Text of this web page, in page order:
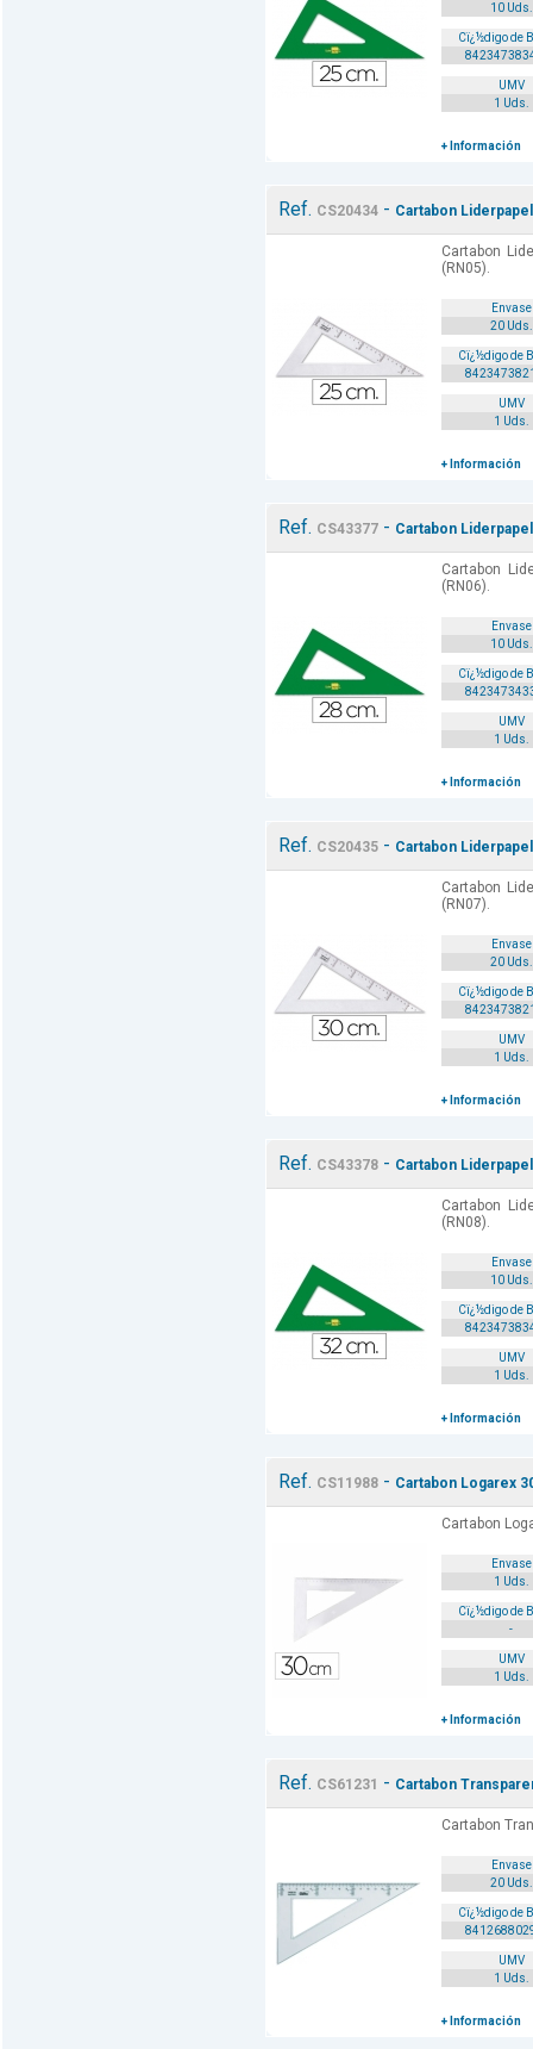
10 Uds.
Cï¿½digo de
UMV
1 Uds.
+ Información
Ref. CS20434- Cartabon
Cartabon
(RN05).
Envase
20 Uds.
Cï¿½digo de
UMV
1 Uds.
+ Información
Ref. CS43377- Cartabon
Cartabon
(RN06).
Envase
10 Uds.
Cï¿½digo de
UMV
1 Uds.
+ Información
Ref. CS20435- Cartabon
Cartabon
(RN07).
Envase
20 Uds.
Cï¿½digo de
UMV
1 Uds.
+ Información
Ref. CS43378- Cartabon
Cartabon
(RN08).
Envase
10 Uds.
Cï¿½digo de
UMV
1 Uds.
+ Información
Ref. CS11988- Cartabon Logarex
Cartabon
Envase
1 Uds.
Cï¿½digo de
-
UMV
1 Uds.
+ Información
Ref. CS61231 - Cartabon
Cartabon
Envase
20 Uds.
Cï¿½digo de
UMV
1 Uds.
+ Información